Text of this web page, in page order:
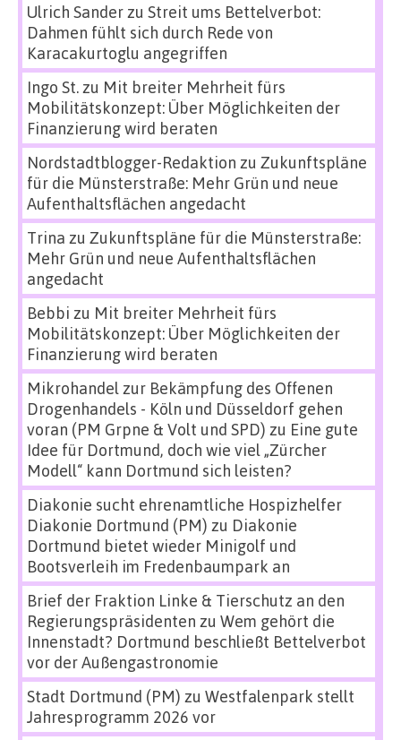
Ulrich Sanderzu Streit ums Bettelverbot:
Dahmen fühlt sich durch Rede von
Karacakurtoglu angegriffen
Ingo St.zu Mit breiter Mehrheit fürs
Mobilitätskonzept: Über Möglichkeiten der
Finanzierung wird beraten
Nordstadtblogger-Redaktion zu Zukunftspläne
für die Münsterstraße: Mehr Grün und neue
Aufenthaltsflächen angedacht
Trina zu Zukunftspläne für die Münsterstraße:
Mehr Grün und neue Aufenthaltsflächen
angedacht
Bebbi zu Mit breiter Mehrheit fürs
Mobilitätskonzept: Über Möglichkeiten der
Finanzierung wird beraten
Mikrohandel zur Bekämpfung des Offenen
Drogenhandels - Köln und Düsseldorf gehen
voran (PM Grpne & Volt und SPD) zu Eine gute
Idee für Dortmund, doch wie viel „Zürcher
Modell“ kann Dortmund sich leisten?
Diakonie sucht ehrenamtliche Hospizhelfer
Diakonie Dortmund (PM) zu Diakonie
Dortmund bietet wieder Minigolf und
Bootsverleih im Fredenbaumpark an
Brief der Fraktion Linke & Tierschutz an den
Regierungspräsidenten zu Wem gehört die
Innenstadt? Dortmund beschließt Bettelverbot
vor der Außengastronomie
Stadt Dortmund (PM) zu Westfalenpark stellt
Jahresprogramm 2026 vor